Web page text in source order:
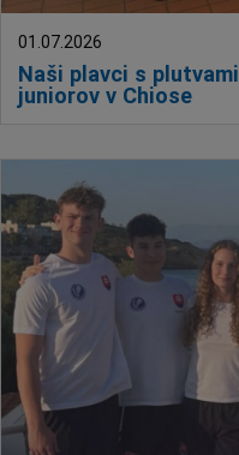
Naši plavci s
juniorov v Chiose
01.07.2026